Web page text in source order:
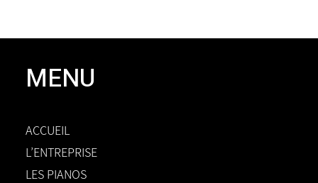
MENU
ACCUEIL
L’ENTREPRISE
LES PIANOS